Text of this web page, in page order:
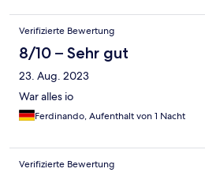
Verifizierte Bewertung
8/10 – Sehr gut
23. Aug. 2023
War alles io
Ferdinando, Aufenthalt von 1 Nacht
Verifizierte Bewertung